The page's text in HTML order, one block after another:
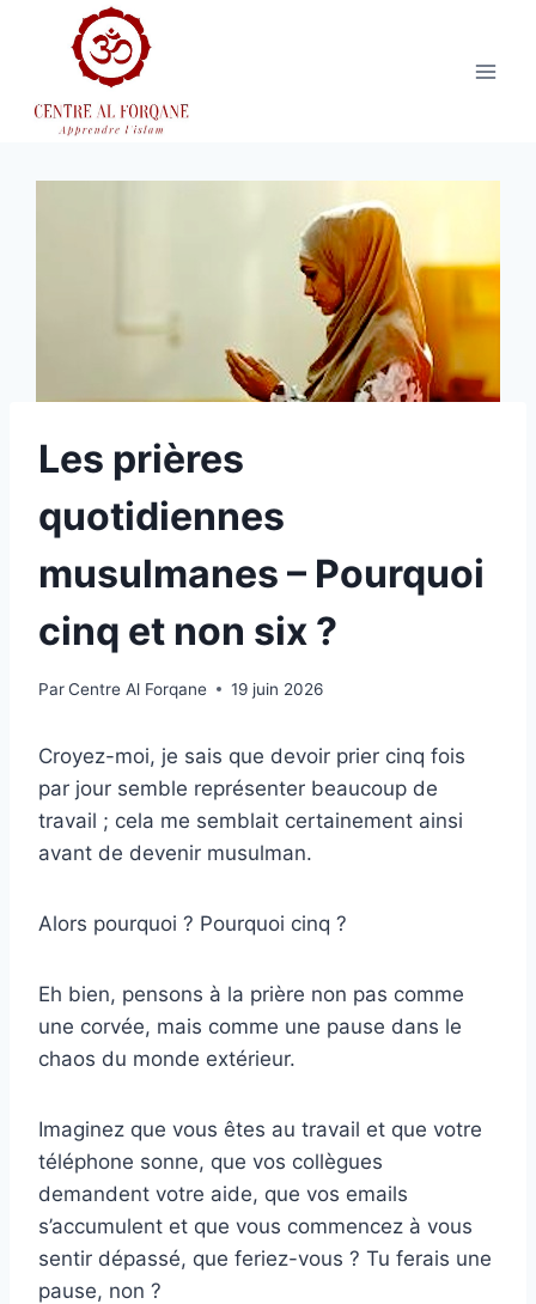
Les prières
quotidiennes
musulmanes – Pourquoi
cinq et non six ?
ParCentre Al Forqane 19 juin 2026
Croyez-moi, je sais que devoir prier cinq fois
par jour semble représenter beaucoup de
travail ; cela me semblait certainement ainsi
avant de devenir musulman.
Alors pourquoi ? Pourquoi cinq ?
Eh bien, pensons à la prière non pas comme
une corvée, mais comme une pause dans le
chaos du monde extérieur.
Imaginez que vous êtes au travail et que votre
téléphone sonne, que vos collègues
demandent votre aide, que vos emails
s’accumulent et que vous commencez à vous
sentir dépassé, que feriez-vous ? Tu ferais une
pause, non ?